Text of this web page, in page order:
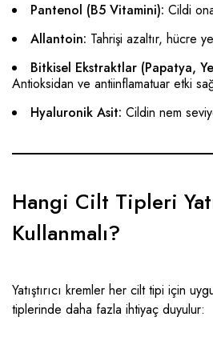
Pantenol (B5 Vitamini): Cildi
Allantoin: Tahrişi azaltır, hücre
Bitkisel Ekstraktlar (Papatya,
Antioksidan ve antiinflamatuar etki
Hyaluronik Asit: Cildin nem
Hangi Cilt Tipleri
Kullanmalı?
Yatıştırıcı kremler her cilt tipi için
tiplerinde daha fazla ihtiyaç duyulur: